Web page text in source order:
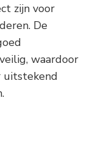
zijn voor
De
waardoor
uitstekend